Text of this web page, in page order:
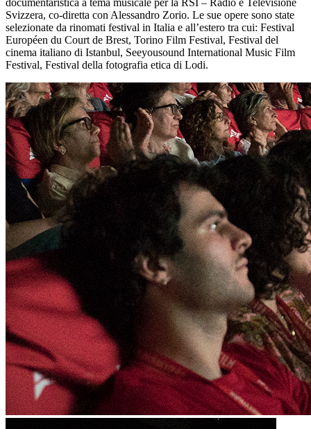
Svizzera, co-diretta con Alessandro Zorio. Le sue opere sono state
selezionate da rinomati festival in Italia e all’estero tra cui: Festival
Européen du Court de Brest, Torino Film Festival, Festival del
cinema italiano di Istanbul, Seeyousound International Music Film
Festival, Festival della fotografia etica di Lodi.